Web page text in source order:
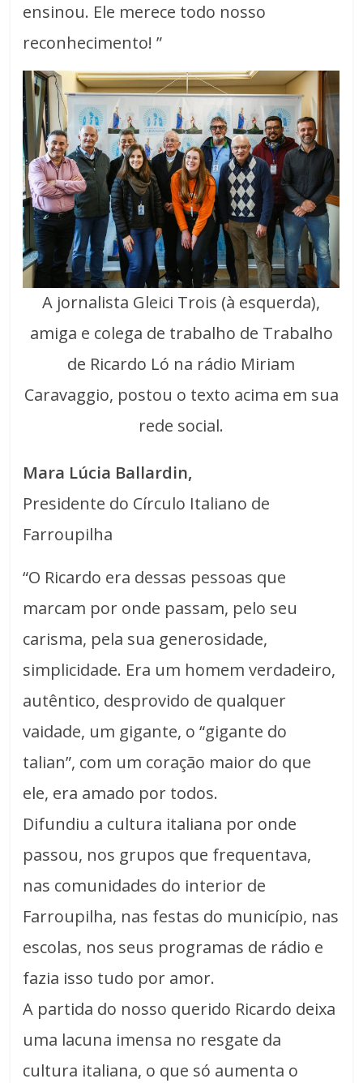
ensinou. Ele merece todo nosso
reconhecimento! ”
A jornalista Gleici Trois (à esquerda),
amiga e colega de trabalho de Trabalho
de Ricardo Ló na rádio Miriam
Caravaggio, postou o texto acima em sua
rede social.
Mara Lúcia Ballardin,
Presidente do Círculo Italiano de
Farroupilha
“O Ricardo era dessas pessoas que
marcam por onde passam, pelo seu
carisma, pela sua generosidade,
simplicidade. Era um homem verdadeiro,
autêntico, desprovido de qualquer
vaidade, um gigante, o “gigante do
talian”, com um coração maior do que
ele, era amado por todos.
Difundiu a cultura italiana por onde
passou, nos grupos que frequentava,
nas comunidades do interior de
Farroupilha, nas festas do município, nas
escolas, nos seus programas de rádio e
fazia isso tudo por amor.
A partida do nosso querido Ricardo deixa
uma lacuna imensa no resgate da
cultura italiana, o que só aumenta o